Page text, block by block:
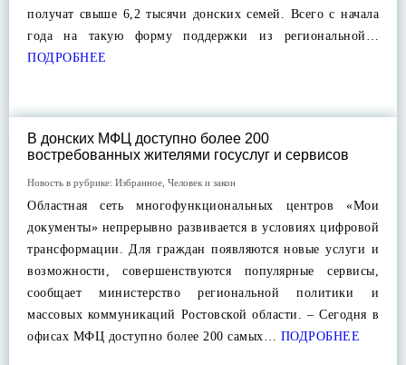
получат свыше 6,2 тысячи донских семей. Всего с начала
года на такую форму поддержки из региональной…
ПОДРОБНЕЕ
В донских МФЦ доступно более 200
востребованных жителями госуслуг и сервисов
Новость в рубрике: Избранное Человек и закон
Областная сеть многофункциональных центров «Мои
документы» непрерывно развивается в условиях цифровой
трансформации. Для граждан появляются новые услуги и
возможности, совершенствуются популярные сервисы,
сообщает министерство региональной политики и
массовых коммуникаций Ростовской области. – Сегодня в
офисах МФЦ доступно более 200 самых… ПОДРОБНЕЕ